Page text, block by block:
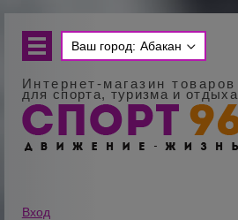
Ваш город: Абакан
Интернет-магазин товаров
для спорта, туризма и отдыха
Вход